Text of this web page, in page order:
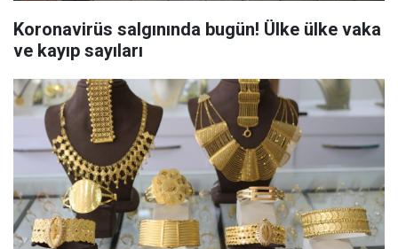
Koronavirüs salgınında bugün! Ülke ülke vaka
ve kayıp sayıları